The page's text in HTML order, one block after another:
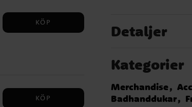
KÖP
KÖP
Detaljer
Kategorier
Merchandise
Badhanddukar